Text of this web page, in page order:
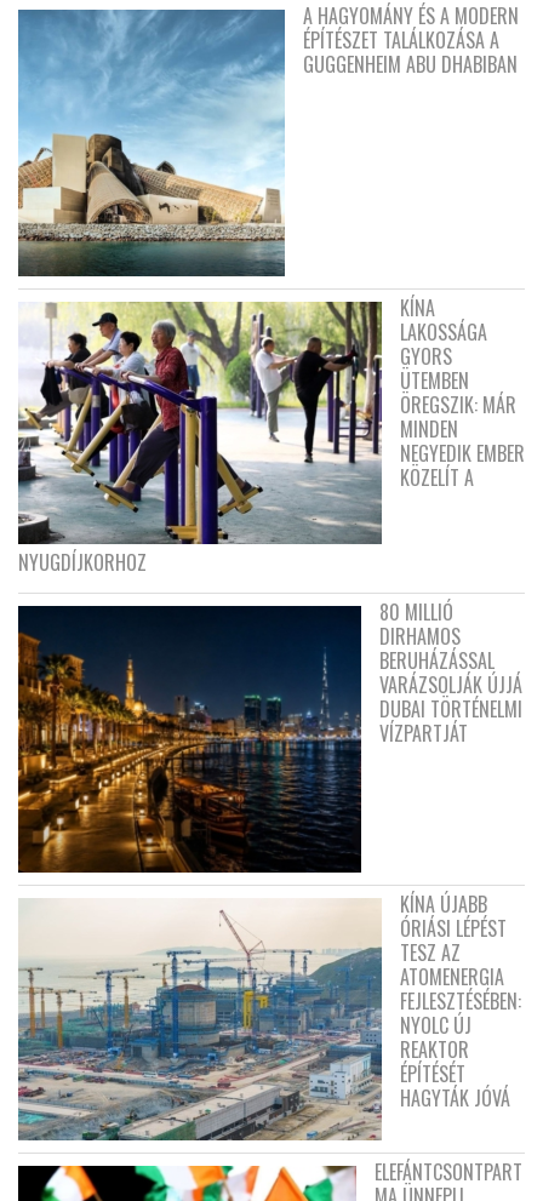
A HAGYOMÁNY ÉS A MODERN
ÉPÍTÉSZET TALÁLKOZÁSA A
GUGGENHEIM ABU DHABIBAN
KÍNA
LAKOSSÁGA
GYORS
ÜTEMBEN
ÖREGSZIK: MÁR
MINDEN
NEGYEDIK EMBER
KÖZELÍT A
NYUGDÍJKORHOZ
80 MILLIÓ
DIRHAMOS
BERUHÁZÁSSAL
VARÁZSOLJÁK ÚJJÁ
DUBAI TÖRTÉNELMI
VÍZPARTJÁT
KÍNA ÚJABB
ÓRIÁSI LÉPÉST
TESZ AZ
ATOMENERGIA
FEJLESZTÉSÉBEN:
NYOLC ÚJ
REAKTOR
ÉPÍTÉSÉT
HAGYTÁK JÓVÁ
ELEFÁNTCSONTPART